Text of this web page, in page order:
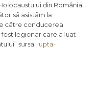
din România
sã asistãm la
cãtre conducerea
legionar care a luat
sursa: lupta-